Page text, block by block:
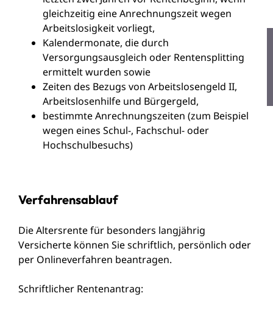
gleichzeitig eine Anrechnungszeit wegen
Arbeitslosigkeit vorliegt,
Kalendermonate, die durch
Versorgungsausgleich oder Rentensplitting
ermittelt wurden sowie
Zeiten des Bezugs von Arbeitslosengeld II,
Arbeitslosenhilfe und Bürgergeld,
bestimmte Anrechnungszeiten (zum Beispiel
wegen eines Schul-, Fachschul- oder
Hochschulbesuchs)
Verfahrensablauf
Die Altersrente für besonders langjährig
Versicherte können Sie schriftlich, persönlich oder
per Onlineverfahren beantragen.
Schriftlicher Rentenantrag: